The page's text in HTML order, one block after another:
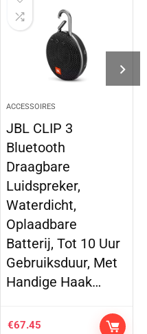
ACCESSOIRES
JBL CLIP 3
Bluetooth
Draagbare
Luidspreker,
Waterdicht,
Oplaadbare
Batterij, Tot 10 Uur
Gebruiksduur, Met
Handige Haak…
€67.45